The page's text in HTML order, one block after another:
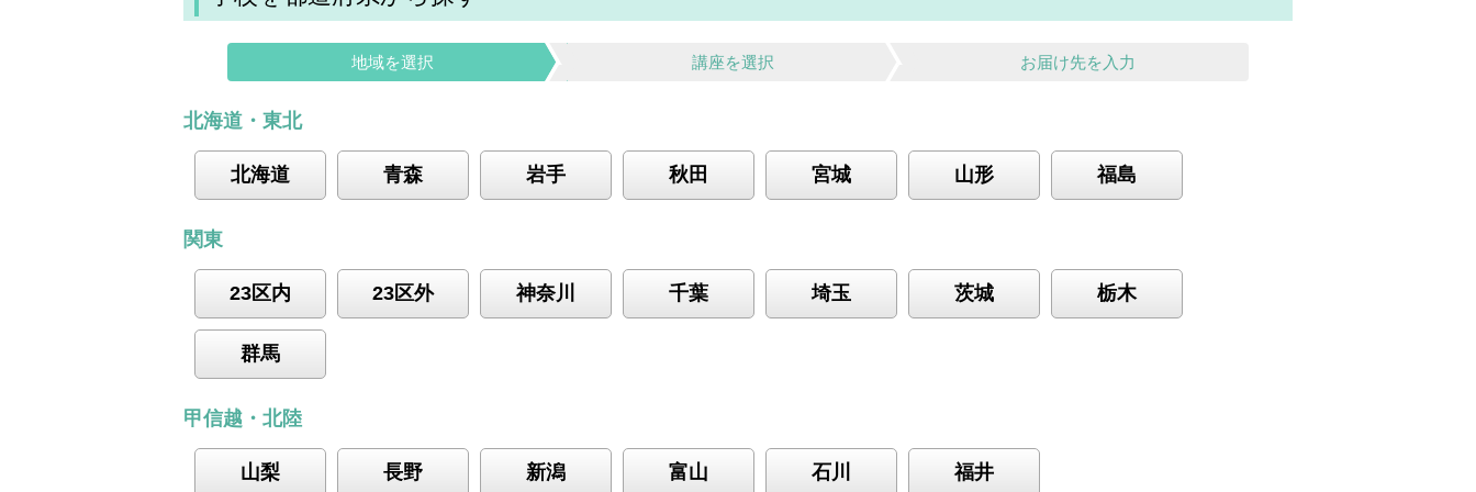
地域を選択 講座を選択 お届け先を入力
北海道・東北
北海道 青森 岩手 秋田 宮城 山形 福島
関東
23区内 23区外 神奈川 千葉 埼玉 茨城 栃木
群馬
甲信越・北陸
山梨 長野 新潟 富山 石川 福井